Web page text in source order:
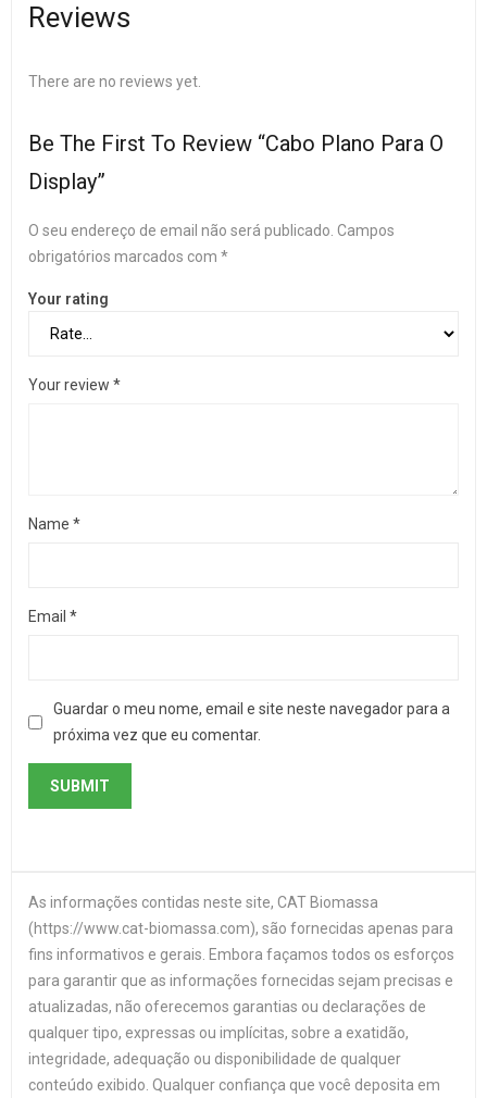
Reviews
There are no reviews yet.
Be The First To Review “Cabo Plano Para O
Display”
O seu endereço de email não será publicado. Campos
obrigatórios marcados com *
Your rating
Your review *
Name *
Email *
Guardar o meu nome, email e site neste navegador para a
próxima vez que eu comentar.
As informações contidas neste site, CAT Biomassa
(https://www.cat-biomassa.com), são fornecidas apenas para
fins informativos e gerais. Embora façamos todos os esforços
para garantir que as informações fornecidas sejam precisas e
atualizadas, não oferecemos garantias ou declarações de
qualquer tipo, expressas ou implícitas, sobre a exatidão,
integridade, adequação ou disponibilidade de qualquer
conteúdo exibido. Qualquer confiança que você deposita em